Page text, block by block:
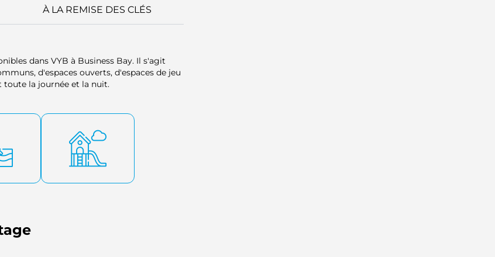
À LA REMISE DES CLÉS
dans VYB à Business Bay. Il s'agit
d'espaces ouverts, d'espaces de jeu
toute la journée et la nuit.